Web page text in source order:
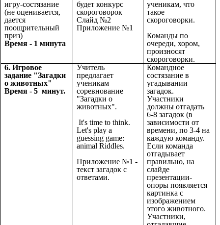
игру-состязание
(не оценивается,
дается
поощрительный
приз)
Время - 1 минута
будет конкурс
скороговорок
Слайд №2
Приложение №1
ученикам, что
такое
скороговорки.
Команды по
очереди, хором,
произносят
скороговорки.
6. Игровое
задание "Загадки
о животных"
Время - 5 минут.
Учитель
предлагает
ученикам
соревнование
"Загадки о
животных".
It's time to think.
Let's play a
guessing game:
animal Riddles.
Приложение №1 -
текст загадок с
ответами.
Командное
состязание в
угадывании
загадок.
Участники
должны отгадать
6-8 загадок (в
зависимости от
времени, по 3-4 на
каждую команду.
Если команда
отгадывает
правильно, на
слайде
презентации-
опоры появляется
картинка с
изображением
этого животного.
Участники,